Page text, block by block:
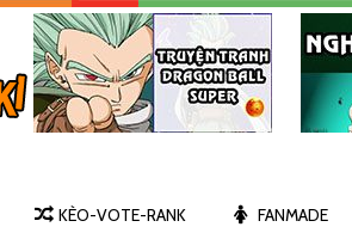
KÈO-VOTE-RANK FANMADE